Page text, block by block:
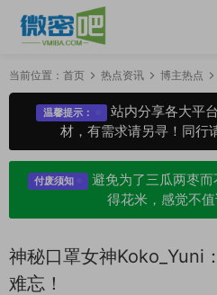
当前位置： 首页 热点资讯 博主热点
温馨提示：
站内分享各大平
材，有需求请另寻！同行
付废须知
避免为了三瓜两枣
得花米，感觉不值
神秘口罩女神Koko_Yuni
难忘！